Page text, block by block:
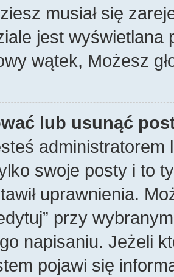
musiał się
jest wyświetlana
wątek, Możesz
lub usunąć
swoje posty i to
uprawnienia.
przy
napisaniu. Jeżeli
pojawi się